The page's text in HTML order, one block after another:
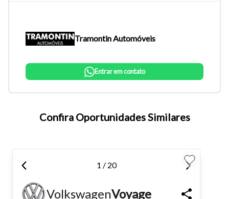
atalhos Ctrl+ (para aumentar) e Ctrl- (para diminuir) no seu
teclado.
Fechar
Tramontin Automóveis
Entrar em contato
Confira Oportunidades Similares
1 / 20
VolkswagenVoyage